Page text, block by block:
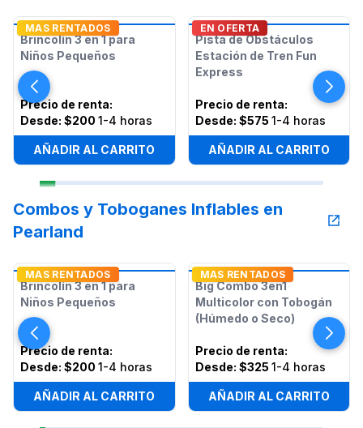
MAS RENTADOS
Brincolín 3 en 1 para
Niños Pequeños
Precio de renta:
Desde: $200 1-4 horas
AÑADIR AL CARRITO
EN OFERTA
Pista de Obstáculos
Estación de Tren Fun
Express
Precio de renta:
Desde: $575 1-4 horas
AÑADIR AL CARRITO
Combos y Toboganes Inflables en
Pearland
MAS RENTADOS
Brincolín 3 en 1 para
Niños Pequeños
Precio de renta:
Desde: $200 1-4 horas
AÑADIR AL CARRITO
MAS RENTADOS
Big Combo 3en1
Multicolor con Tobogán
(Húmedo o Seco)
Precio de renta:
Desde: $325 1-4 horas
AÑADIR AL CARRITO